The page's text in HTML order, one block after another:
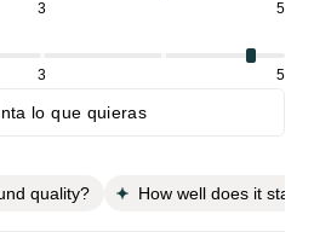
3 5
3 5
lo que quieras
quality? How well does it stay